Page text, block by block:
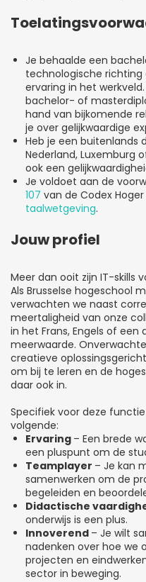
Je behaalde een
technologische
ervaring in het
bachelor- of
hand van bijkomende
je over gelijkwaardige
Heb je een buitenlands
Nederland, Luxemburg
ook een
Je voldoet aan de
107 van de Codex
taalwetgeving.
Jouw profiel
Meer dan ooit zijn IT-skills
Als Brusselse hogeschool
verwachten we naast
meertaligheid van onze
in het Frans, Engels of
meerwaarde.
creatieve
om bij te leren en de
daar ook in.
Specifiek voor deze
volgende:
Ervaring – Een brede
een pluspunt om de
Teamplayer – Je kan
samenwerken om de
begeleiden en
Didactische
onderwijs is een plus.
Innoverend – Je wilt
nadenken over hoe we
projecten en
sector in beweging.